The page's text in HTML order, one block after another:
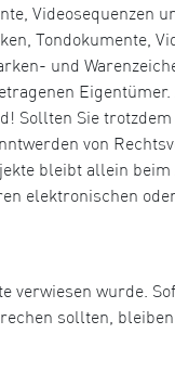
Videosequenzen
Tondokumente,
und
Sollten Sie trotzdem
von
bleibt allein beim
elektronischen
verwiesen wurde.
sollten,